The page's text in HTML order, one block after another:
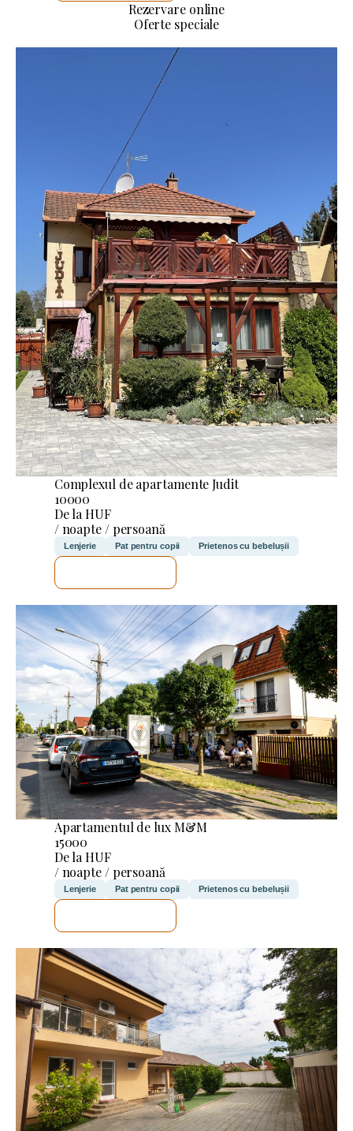
Rezervare online
Oferte speciale
Complexul de apartamente Judit
10000
De la HUF
/ noapte / persoană
Lenjerie Pat pentru copii Prietenos cu bebelușii
Apartamentul de lux M&M
15000
De la HUF
/ noapte / persoană
Lenjerie Pat pentru copii Prietenos cu bebelușii